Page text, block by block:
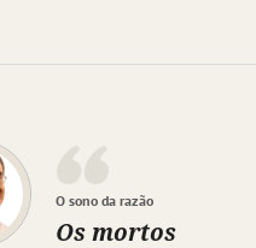
O sono da razão
Os mortos